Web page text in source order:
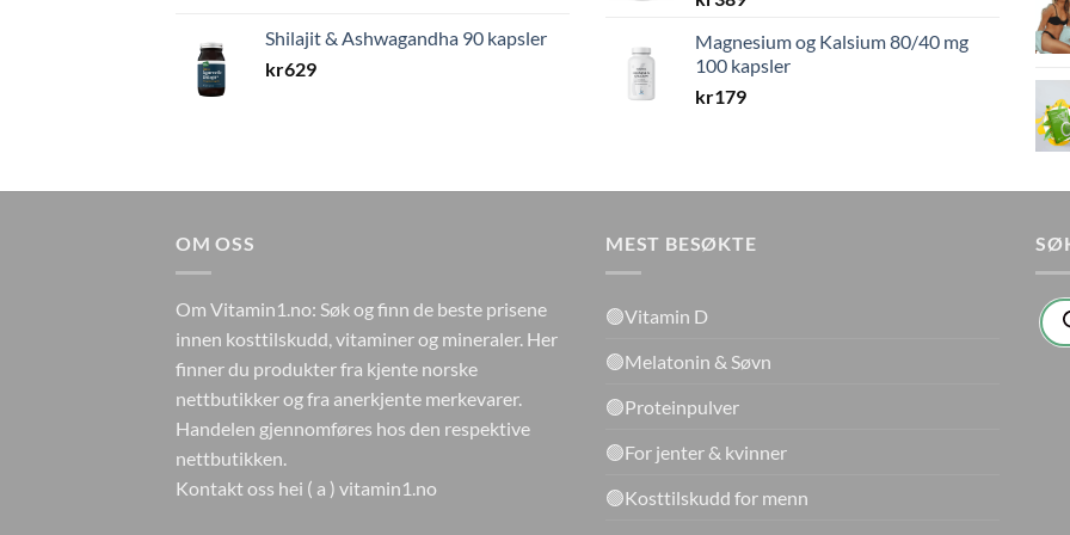
Shilajit & Ashwagandha 90 kapsler
kr629
Magnesium og Kalsium 80/40 mg
100 kapsler
kr179
OM OSS
Om Vitamin1.no: Søk og finn de beste prisene
innen kosttilskudd, vitaminer og mineraler. Her
finner du produkter fra kjente norske
nettbutikker og fra anerkjente merkevarer.
Handelen gjennomføres hos den respektive
nettbutikken.
Kontakt oss hei ( a ) vitamin1.no
MEST BESØKTE
🟢Vitamin D
🟢Melatonin & Søvn
🟢Proteinpulver
🟢For jenter & kvinner
🟢Kosttilskudd for menn